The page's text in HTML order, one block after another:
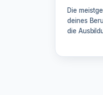
Die
deines
die